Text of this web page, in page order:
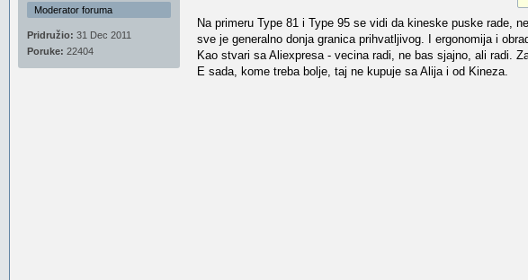
Moderator foruma
Pridružio: 31 Dec 2011
Poruke: 22404
Na primeru Type 81 i Type 95 se vidi da kineske puske rade,
sve je generalno donja granica prihvatljivog. I ergonomija i
Kao stvari sa Aliexpresa - vecina radi, ne bas sjajno, ali radi.
E sada, kome treba bolje, taj ne kupuje sa Alija i od Kineza.